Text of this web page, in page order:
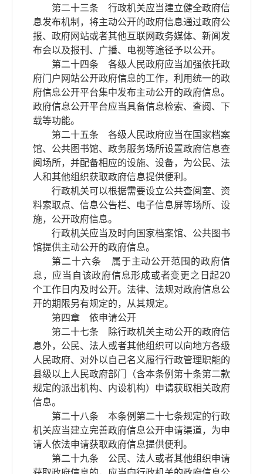
第二十三条 行政机关应当建立健全政府信
息发布机制，将主动公开的政府信息通过政府公
报、政府网站或者其他互联网政务媒体、新闻发
布会以及报刊、广播、电视等途径予以公开。
第二十四条 各级人民政府应当加强依托政
府门户网站公开政府信息的工作，利用统一的政
府信息公开平台集中发布主动公开的政府信息。
政府信息公开平台应当具备信息检索、查阅、下
载等功能。
第二十五条 各级人民政府应当在国家档案
馆、公共图书馆、政务服务场所设置政府信息查
阅场所，并配备相应的设施、设备，为公民、法
人和其他组织获取政府信息提供便利。
行政机关可以根据需要设立公共查阅室、资
料索取点、信息公告栏、电子信息屏等场所、设
施，公开政府信息。
行政机关应当及时向国家档案馆、公共图书
馆提供主动公开的政府信息。
第二十六条 属于主动公开范围的政府信
息，应当自该政府信息形成或者变更之日起20
个工作日内及时公开。法律、法规对政府信息公
开的期限另有规定的，从其规定。
第四章 依申请公开
第二十七条 除行政机关主动公开的政府信
息外，公民、法人或者其他组织可以向地方各级
人民政府、对外以自己名义履行行政管理职能的
县级以上人民政府部门（含本条例第十条第二款
规定的派出机构、内设机构）申请获取相关政府
信息。
第二十八条 本条例第二十七条规定的行政
机关应当建立完善政府信息公开申请渠道，为申
请人依法申请获取政府信息提供便利。
第二十九条 公民、法人或者其他组织申请